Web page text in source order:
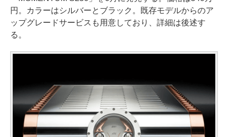
円。カラーはシルバーとブラック。既存モデルからのア
ップグレードサービスも用意しており、詳細は後述す
る。